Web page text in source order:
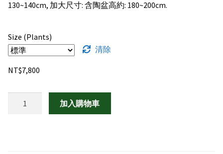
130~140cm, 加大尺寸: 含陶盆高約: 180~200cm.
Size (Plants)
清除
NT$7,800
加入購物車